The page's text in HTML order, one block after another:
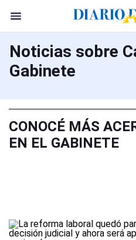
Noticias sobre
Gabinete
CONOCÉ MÁS
EN EL GABINETE